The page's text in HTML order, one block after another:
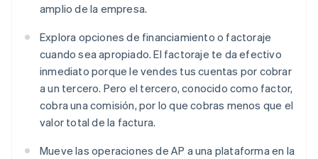
amplio de la empresa.
Explora opciones de financiamiento o factoraje
cuando sea apropiado. El factoraje te da efectivo
inmediato porque le vendes tus cuentas por cobrar
a un tercero. Pero el tercero, conocido como factor,
cobra una comisión, por lo que cobras menos que el
valor total de la factura.
Mueve las operaciones de AP a una plataforma en la